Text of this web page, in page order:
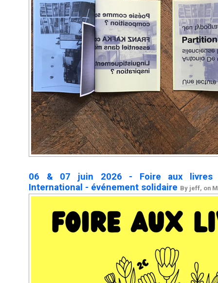
06 & 07 juin 2026 - Foire aux livres
International - événement solidaire By jeff, on